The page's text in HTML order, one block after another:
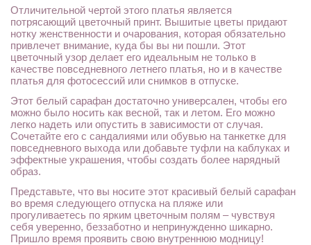
Отличительной чертой этого платья является
потрясающий цветочный принт. Вышитые цветы придают
нотку женственности и очарования, которая обязательно
привлечет внимание, куда бы вы ни пошли. Этот
цветочный узор делает его идеальным не только в
качестве повседневного летнего платья, но и в качестве
платья для фотосессий или снимков в отпуске.
Этот белый сарафан достаточно универсален, чтобы его
можно было носить как весной, так и летом. Его можно
легко надеть или опустить в зависимости от случая.
Сочетайте его с сандалиями или обувью на танкетке для
повседневного выхода или добавьте туфли на каблуках и
эффектные украшения, чтобы создать более нарядный
образ.
Представьте, что вы носите этот красивый белый сарафан
во время следующего отпуска на пляже или
прогуливаетесь по ярким цветочным полям – чувствуя
себя уверенно, беззаботно и непринужденно шикарно.
Пришло время проявить свою внутреннюю модницу!